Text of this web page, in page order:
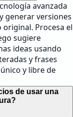
avanzada
generar versiones
Procesa el
sugiere
ideas usando
y frases
y libre de
de usar una